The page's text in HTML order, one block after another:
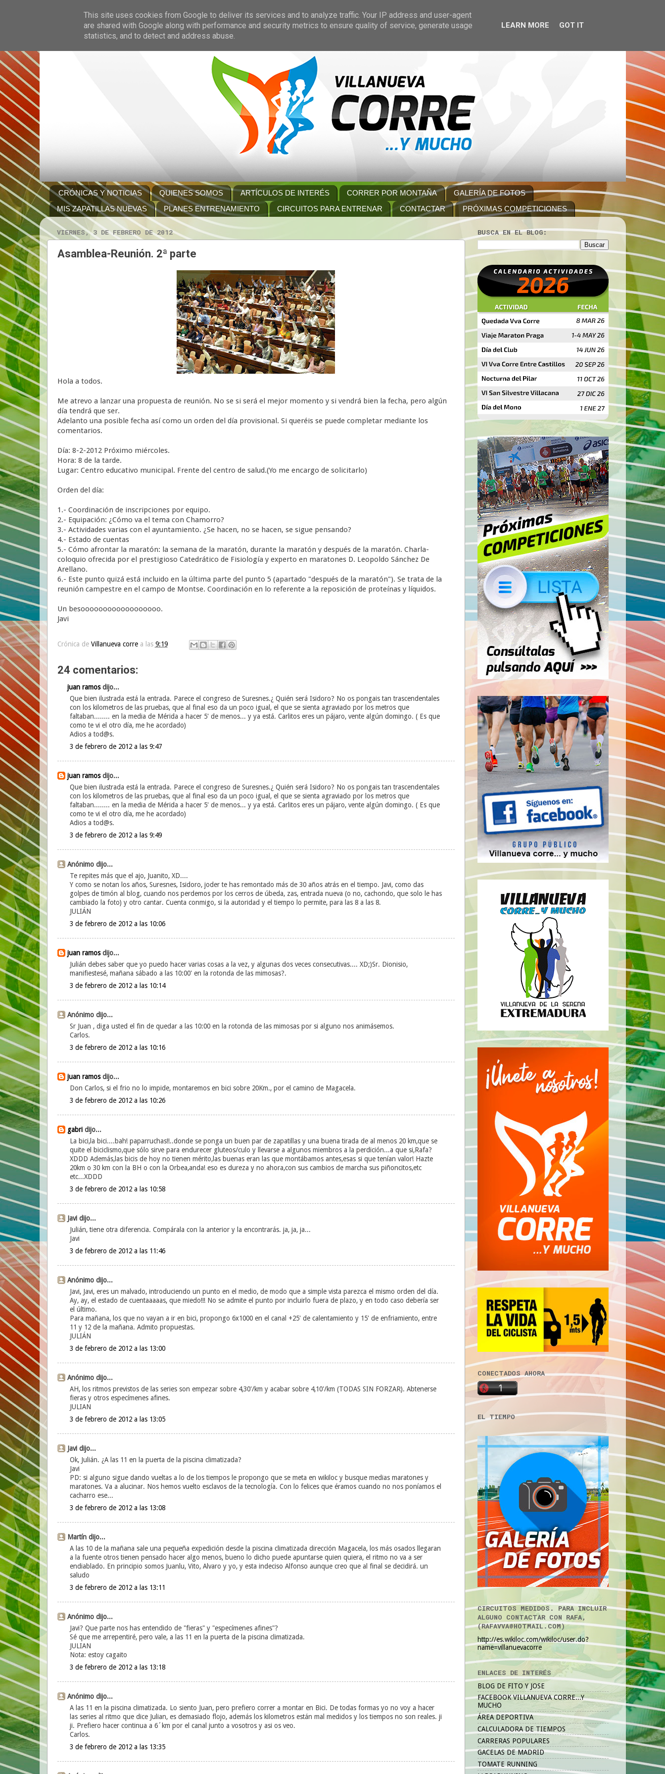
CRÓNICAS Y NOTICIAS QUIENES SOMOS ARTÍCULOS DE INTERÉS CORRER POR MONTAÑA
GALERÍA DE FOTOS
MIS ZAPATILLAS NUEVAS
PLANES ENTRENAMIENTO CIRCUITOS PARA ENTRENAR CONTACTAR PRÓXIMAS COMPETICIONES
VIERNES, 3 DE FEBRERO DE 2012
Asamblea-Reunión. 2ª parte
Hola a todos.
Me atrevo a lanzar una propuesta de reunión. No se si será el mejor momento y si vendrá bien la fecha, pero algún
día tendrá que ser.
Adelanto una posible fecha así como un orden del día provisional. Si queréis se puede completar mediante los
comentarios.
Día: 8-2-2012 Próximo miércoles.
Hora: 8 de la tarde.
Lugar: Centro educativo municipal. Frente del centro de salud.(Yo me encargo de solicitarlo)
Orden del día:
1.- Coordinación de inscripciones por equipo.
2.- Equipación: ¿Cómo va el tema con Chamorro?
3.- Actividades varias con el ayuntamiento. ¿Se hacen, no se hacen, se sigue pensando?
4.- Estado de cuentas
5.- Cómo afrontar la maratón: la semana de la maratón, durante la maratón y después de la maratón. Charla-
coloquio ofrecida por el prestigioso Catedrático de Fisiología y experto en maratones D. Leopoldo Sánchez De
Arellano.
6.- Este punto quizá está incluido en la última parte del punto 5 (apartado "después de la maratón"). Se trata de la
reunión campestre en el campo de Montse. Coordinación en lo referente a la reposición de proteínas y líquidos.
Un besoooooooooooooooooo.
Javi
Crónica de Villanueva corre a las 9:19
24 comentarios:
juan ramosdijo...
Que bien ilustrada está la entrada. Parece el congreso de Suresnes.¿ Quién será Isidoro? No os pongais tan trascendentales
con los kilometros de las pruebas, que al final eso da un poco igual, el que se sienta agraviado por los metros que
faltaban........ en la media de Mérida a hacer 5' de menos... y ya está. Carlitos eres un pájaro, vente algún domingo. ( Es que
como te vi el otro día, me he acordado)
Adios a tod@s.
3 de febrero de 2012 a las 9:47
juan ramosdijo...
Que bien ilustrada está la entrada. Parece el congreso de Suresnes.¿ Quién será Isidoro? No os pongais tan trascendentales
con los kilometros de las pruebas, que al final eso da un poco igual, el que se sienta agraviado por los metros que
faltaban........ en la media de Mérida a hacer 5' de menos... y ya está. Carlitos eres un pájaro, vente algún domingo. ( Es que
como te vi el otro día, me he acordado)
Adios a tod@s.
3 de febrero de 2012 a las 9:49
Anónimo dijo...
Te repites más que el ajo, Juanito, XD....
Y como se notan los años, Suresnes, Isidoro, joder te has remontado más de 30 años atrás en el tiempo. Javi, como das
golpes de timón al blog, cuando nos perdemos por los cerros de úbeda, zas, entrada nueva (o no, cachondo, que solo le has
cambiado la foto) y otro cantar. Cuenta conmigo, si la autoridad y el tiempo lo permite, para las 8 a las 8.
JULIÁN
3 de febrero de 2012 a las 10:06
juan ramosdijo...
Julián debes saber que yo puedo hacer varias cosas a la vez, y algunas dos veces consecutivas.... XD;)Sr. Dionisio,
manifiestesé, mañana sábado a las 10:00' en la rotonda de las mimosas?.
3 de febrero de 2012 a las 10:14
Anónimo dijo...
Sr Juan , diga usted el fin de quedar a las 10:00 en la rotonda de las mimosas por si alguno nos animásemos.
Carlos.
3 de febrero de 2012 a las 10:16
juan ramosdijo...
Don Carlos, si el frio no lo impide, montaremos en bici sobre 20Km., por el camino de Magacela.
3 de febrero de 2012 a las 10:26
gabridijo...
La bici,la bici....bah! paparruchas!!..donde se ponga un buen par de zapatillas y una buena tirada de al menos 20 km,que se
quite el biciclismo,que sólo sirve para endurecer gluteos/culo y llevarse a algunos miembros a la perdición...a que si,Rafa?
XDDD Además,las bicis de hoy no tienen mérito,las buenas eran las que montábamos antes,esas si que tenían valor! Hazte
20km o 30 km con la BH o con la Orbea,anda! eso es dureza y no ahora,con sus cambios de marcha sus piñoncitos,etc
etc...XDDD
3 de febrero de 2012 a las 10:58
Javi dijo...
Julián, tiene otra diferencia. Compárala con la anterior y la encontrarás. ja, ja, ja...
Javi
3 de febrero de 2012 a las 11:46
Anónimo dijo...
Javi, Javi, eres un malvado, introduciendo un punto en el medio, de modo que a simple vista parezca el mismo orden del día.
Ay, ay, el estado de cuentaaaaas, que miedo!!! No se admite el punto por incluirlo fuera de plazo, y en todo caso debería ser
el último.
Para mañana, los que no vayan a ir en bici, propongo 6x1000 en el canal +25' de calentamiento y 15' de enfriamiento, entre
11 y 12 de la mañana. Admito propuestas.
JULIÁN
3 de febrero de 2012 a las 13:00
Anónimo dijo...
AH, los ritmos previstos de las series son empezar sobre 4,30'/km y acabar sobre 4,10'/km (TODAS SIN FORZAR). Abtenerse
fieras y otros especímenes afines.
JULIAN
3 de febrero de 2012 a las 13:05
Javi dijo...
Ok, Julián. ¿A las 11 en la puerta de la piscina climatizada?
Javi
PD: si alguno sigue dando vueltas a lo de los tiempos le propongo que se meta en wikiloc y busque medias maratones y
maratones. Va a alucinar. Nos hemos vuelto esclavos de la tecnología. Con lo felices que éramos cuando no nos poníamos el
cacharro ese...
3 de febrero de 2012 a las 13:08
Martín dijo...
A las 10 de la mañana sale una pequeña expedición desde la piscina climatizada dirección Magacela, los más osados llegaran
a la fuente otros tienen pensado hacer algo menos, bueno lo dicho puede apuntarse quien quiera, el ritmo no va a ser
endiablado. En principio somos Juanlu, Vito, Alvaro y yo, y esta indeciso Alfonso aunque creo que al final se decidirá. un
saludo
3 de febrero de 2012 a las 13:11
Anónimo dijo...
Javi? Que parte nos has entendido de "fieras" y "especímenes afines"?
Sé que me arrepentiré, pero vale, a las 11 en la puerta de la piscina climatizada.
JULIAN
Nota: estoy cagaito
3 de febrero de 2012 a las 13:18
Anónimo dijo...
A las 11 en la piscina climatizada. Lo siento Juan, pero prefiero correr a montar en Bici. De todas formas yo no voy a hacer
las series al ritmo que dice Julian, es demasiado flojo, además los kilometros están mal medidos y los tiempos no son reales. ji
ji. Prefiero hacer continua a 6´km por el canal junto a vosotros y asi os veo.
Carlos.
3 de febrero de 2012 a las 13:35
BUSCA EN EL BLOG:
CONECTADOS AHORA
EL TIEMPO
CIRCUITOS MEDIDOS. PARA INCLUIR
ALGUNO CONTACTAR CON RAFA,
(RAFAVVA@HOTMAIL.COM)
http://es.wikiloc.com/wikiloc/user.do?
name=villanuevacorre
ENLACES DE INTERÉS
BLOG DE FITO Y JOSE
FACEBOOK VILLANUEVA CORRE...Y
MUCHO
ÁREA DEPORTIVA
CALCULADORA DE TIEMPOS
CARRERAS POPULARES
GACELAS DE MADRID
TOMATE RUNNING
This site uses cookies from Google to deliver its services and to analyze traffic. Your IP address and user-agent
are shared with Google along with performance and security metrics to ensure quality of service, generate usage
statistics, and to detect and address abuse.
LEARN MORE GOT IT